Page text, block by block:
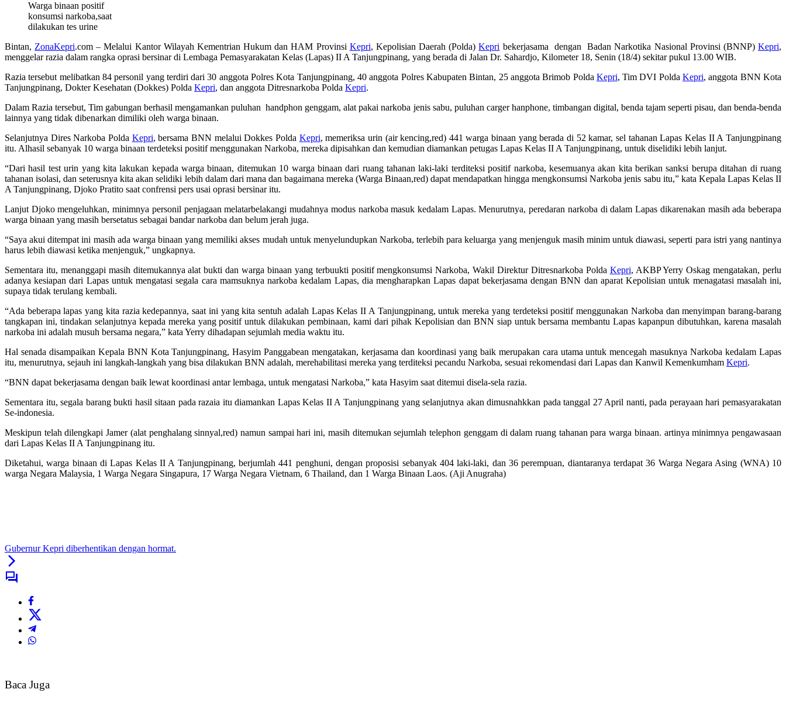
Warga binaan positif
konsumsi narkoba,saat
dilakukan tes urine
Bintan, ZonaKepri.com – Melalui Kantor Wilayah Kementrian Hukum dan HAM Provinsi Kepri, Kepolisian Daerah (Polda)Kepri bekerjasama dengan Badan Narkotika Nasional Provinsi (BNNP)Kepri,
menggelar razia dalam rangka oprasi bersinar di Lembaga Pemasyarakatan Kelas (Lapas) II A Tanjungpinang, yang berada di Jalan Dr. Sahardjo, Kilometer 18, Senin (18/4) sekitar pukul 13.00 WIB.
Razia tersebut melibatkan 84 personil yang terdiri dari 30 anggota Polres Kota Tanjungpinang, 40 anggota Polres Kabupaten Bintan, 25 anggota Brimob Polda Kepri, Tim DVI PoldaKepri, anggota BNN Kota
Tanjungpinang, Dokter Kesehatan (Dokkes) Polda Kepri, dan anggota Ditresnarkoba Polda Kepri.
Dalam Razia tersebut, Tim gabungan berhasil mengamankan puluhan handphon genggam, alat pakai narkoba jenis sabu, puluhan carger hanphone, timbangan digital, benda tajam seperti pisau, dan benda-benda
lainnya yang tidak dibenarkan dimiliki oleh warga binaan.
Selanjutnya Dires Narkoba Polda Kepri, bersama BNN melalui Dokkes Polda Kepri, memeriksa urin (air kencing,red) 441 warga binaan yang berada di 52 kamar, sel tahanan Lapas Kelas II A Tanjungpinang
itu. Alhasil sebanyak 10 warga binaan terdeteksi positif menggunakan Narkoba, mereka dipisahkan dan kemudian diamankan petugas Lapas Kelas II A Tanjungpinang, untuk diselidiki lebih lanjut.
“Dari hasil test urin yang kita lakukan kepada warga binaan, ditemukan 10 warga binaan dari ruang tahanan laki-laki terditeksi positif narkoba, kesemuanya akan kita berikan sanksi berupa ditahan di ruang
tahanan isolasi, dan seterusnya kita akan selidiki lebih dalam dari mana dan bagaimana mereka (Warga Binaan,red) dapat mendapatkan hingga mengkonsumsi Narkoba jenis sabu itu,” kata Kepala Lapas Kelas II
A Tanjungpinang, Djoko Pratito saat confrensi pers usai oprasi bersinar itu.
Lanjut Djoko mengeluhkan, minimnya personil penjagaan melatarbelakangi mudahnya modus narkoba masuk kedalam Lapas. Menurutnya, peredaran narkoba di dalam Lapas dikarenakan masih ada beberapa
warga binaan yang masih bersetatus sebagai bandar narkoba dan belum jerah juga.
“Saya akui ditempat ini masih ada warga binaan yang memiliki akses mudah untuk menyelundupkan Narkoba, terlebih para keluarga yang menjenguk masih minim untuk diawasi, seperti para istri yang nantinya
harus lebih diawasi ketika menjenguk,” ungkapnya.
Sementara itu, menanggapi masih ditemukannya alat bukti dan warga binaan yang terbuukti positif mengkonsumsi Narkoba, Wakil Direktur Ditresnarkoba Polda Kepri, AKBP Yerry Oskag mengatakan, perlu
adanya kesiapan dari Lapas untuk mengatasi segala cara mamsuknya narkoba kedalam Lapas, dia mengharapkan Lapas dapat bekerjasama dengan BNN dan aparat Kepolisian untuk menagatasi masalah ini,
supaya tidak terulang kembali.
“Ada beberapa lapas yang kita razia kedepannya, saat ini yang kita sentuh adalah Lapas Kelas II A Tanjungpinang, untuk mereka yang terdeteksi positif menggunakan Narkoba dan menyimpan barang-barang
tangkapan ini, tindakan selanjutnya kepada mereka yang positif untuk dilakukan pembinaan, kami dari pihak Kepolisian dan BNN siap untuk bersama membantu Lapas kapanpun dibutuhkan, karena masalah
narkoba ini adalah musuh bersama negara,” kata Yerry dihadapan sejumlah media waktu itu.
Hal senada disampaikan Kepala BNN Kota Tanjungpinang, Hasyim Panggabean mengatakan, kerjasama dan koordinasi yang baik merupakan cara utama untuk mencegah masuknya Narkoba kedalam Lapas
itu, menurutnya, sejauh ini langkah-langkah yang bisa dilakukan BNN adalah, merehabilitasi mereka yang terditeksi pecandu Narkoba, sesuai rekomendasi dari Lapas dan Kanwil Kemenkumham Kepri.
“BNN dapat bekerjasama dengan baik lewat koordinasi antar lembaga, untuk mengatasi Narkoba,” kata Hasyim saat ditemui disela-sela razia.
Sementara itu, segala barang bukti hasil sitaan pada razaia itu diamankan Lapas Kelas II A Tanjungpinang yang selanjutnya akan dimusnahkkan pada tanggal 27 April nanti, pada perayaan hari pemasyarakatan
Se-indonesia.
Meskipun telah dilengkapi Jamer (alat penghalang sinnyal,red) namun sampai hari ini, masih ditemukan sejumlah telephon genggam di dalam ruang tahanan para warga binaan. artinya minimnya pengawasaan
dari Lapas Kelas II A Tanjungpinang itu.
Diketahui, warga binaan di Lapas Kelas II A Tanjungpinang, berjumlah 441 penghuni, dengan proposisi sebanyak 404 laki-laki, dan 36 perempuan, diantaranya terdapat 36 Warga Negara Asing (WNA) 10
warga Negara Malaysia, 1 Warga Negara Singapura, 17 Warga Negara Vietnam, 6 Thailand, dan 1 Warga Binaan Laos. (Aji Anugraha)
Gubernur Kepri diberhentikan dengan hormat.
Baca Juga